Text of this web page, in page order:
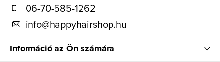
06-70-585-1262
info@happyhairshop.hu
Információ az Ön számára